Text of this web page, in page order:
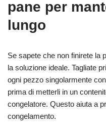
pane per
lungo
Se sapete che non finirete la
la soluzione ideale. Tagliate
ogni pezzo singolarmente
prima di metterli in un
congelatore. Questo aiuta a
congelamento.